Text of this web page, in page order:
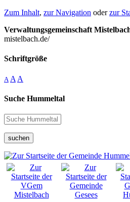
Zum Inhalt, zur Navigation oderzur
Verwaltungsgemeinschaft
mistelbach.de/
Schriftgröße
A A A
Suche Hummeltal
suchen